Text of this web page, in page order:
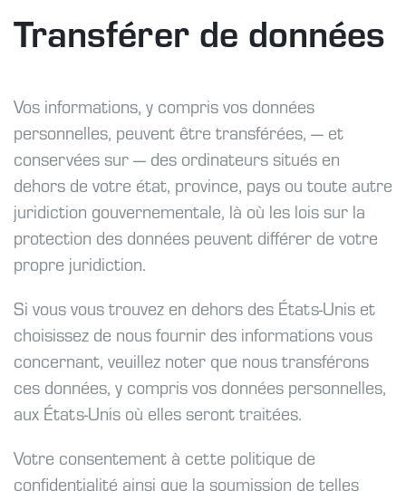
Transférer de données
Vos informations, y compris vos données
personnelles, peuvent être transférées, — et
conservées sur — des ordinateurs situés en
dehors de votre état, province, pays ou toute autre
juridiction gouvernementale, là où les lois sur la
protection des données peuvent différer de votre
propre juridiction.
Si vous vous trouvez en dehors des États-Unis et
choisissez de nous fournir des informations vous
concernant, veuillez noter que nous transférons
ces données, y compris vos données personnelles,
aux États-Unis où elles seront traitées.
Votre consentement à cette politique de
confidentialité ainsi que la soumission de telles